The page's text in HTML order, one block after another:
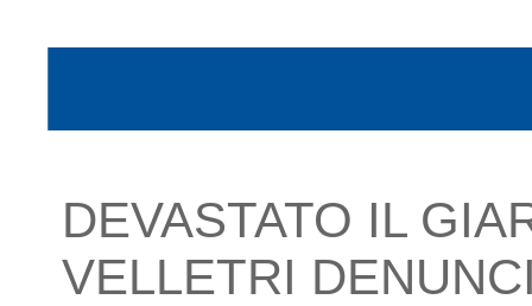
DEVASTATO IL
VELLETRI